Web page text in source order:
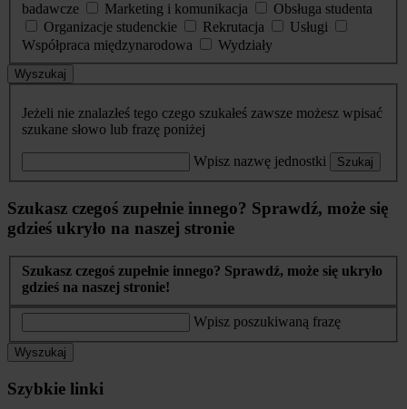
badawcze
Marketing i komunikacja
Obsługa studenta
Organizacje studenckie
Rekrutacja
Usługi
Współpraca międzynarodowa
Wydziały
Wyszukaj
Jeżeli nie znalazłeś tego czego szukałeś zawsze możesz wpisać
szukane słowo lub frazę poniżej
Wpisz nazwę jednostki Szukaj
Szukasz czegoś zupełnie innego? Sprawdź, może się
gdzieś ukryło na naszej stronie
Szukasz czegoś zupełnie innego? Sprawdź, może się ukryło
gdzieś na naszej stronie!
Wpisz poszukiwaną frazę
Wyszukaj
Szybkie linki